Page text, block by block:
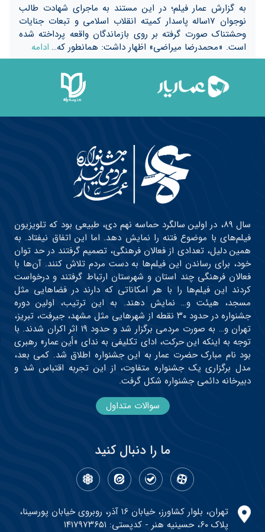
به گزارش عمار فیلم؛ در این مستند به ماجرای شهادت طالب
نوجوان ۱۷ساله پاسدار کمیته انقلاب اسلامی و تبعات جنایات
وحشتناک صورت ‌گرفته بر روی بازماندگان واقعه پرداخته شده
است. «محمدرضا میراضی» اظهار داشت: همانطور که… ادامه
سال ۸۹، در اولین سالگرد حماسه نهم دی، طبیعی بود که تلویزیون
فیلم‌های با موضوع فتنه را نمایش دهد. اما این اتفاق نیفتاد. به
همین دلیل، تعدادی از فعالان فرهنگی، تصمیم گرفتند در حد توان
خود، برای رساندن این فیلم‌ها به دست مردم تلاش کنند. آن‌ها با
فعالان فرهنگی چند استان و شهرستان ارتباط گرفتند و درخواست
کردند این فیلم‌ها را با هر امکاناتی که دارند در فضاهایی مثل
مسجد، هیئت و… نمایش دهند. به این ترتیب، اولین دوره
جشنواره در حدود ۳۰ نقطه از شهرهایی مثل مشهد، جیرفت، تبریز،
تهران و… به صورت مردمی برگزار شد و حدود ۱۹ اثر اکران شدند. با
توجه به اینکه این حرکت، ادای تکلیفی به ندای «أین عمار» رهبری
بود نام مبارک حضرت عمار به این جشنواره اطلاق شد. کمی بعد،
مدل برگزاری یک جشنواره متفاوت، از این تجربه اقتباس شد و
دبیرخانه دائمی جشنواره شکل گرفت.
سوالات متداول
ما را دنبال کنید
تهران، بلوار کشاورز، خیابان ۱۶ آذر، روبروی خیابان پورسینا،
پلاک ۶۰، حسینیه هنر - کدپستی: ۱۴۱۷۹۷۳۶۵۱